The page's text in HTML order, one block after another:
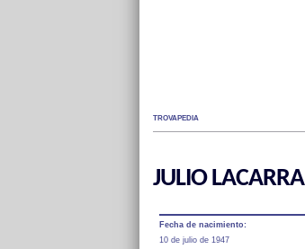
TROVAPEDIA
JULIO LACARRA
Fecha de nacimiento:
10 de julio de 1947